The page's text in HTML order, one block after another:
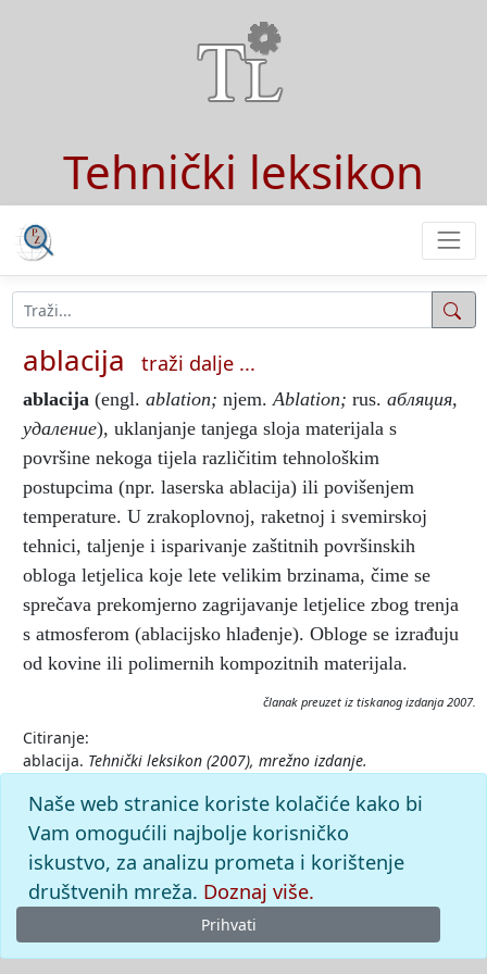
Tehnički leksikon
ablacija traži dalje ...
ablacija (engl. ablation; njem.Ablation; rus. абляция,
удаление), uklanjanje tanjega sloja materijala s
površine nekoga tijela različitim tehnološkim
postupcima (npr. laserska ablacija) ili povišenjem
temperature. U zrakoplovnoj, raketnoj i svemirskoj
tehnici, taljenje i isparivanje zaštitnih površinskih
obloga letjelica koje lete velikim brzinama, čime se
sprečava prekomjerno zagrijavanje letjelice zbog trenja
s atmosferom (ablacijsko hlađenje). Obloge se izrađuju
od kovine ili polimernih kompozitnih materijala.
članak preuzet iz tiskanog izdanja 2007.
Citiranje:
ablacija. Tehnički leksikon (2007), mrežno izdanje.
8.8.2026. <https://tehnicki.lzmk.hr/clanak/ablacija>.
Naše web stranice koriste kolačiće kako bi
Vam omogućili najbolje korisničko
iskustvo, za analizu prometa i korištenje
društvenih mreža. Doznaj više.
Prihvati
© 2026Leksikografski zavodMiroslav Krleža